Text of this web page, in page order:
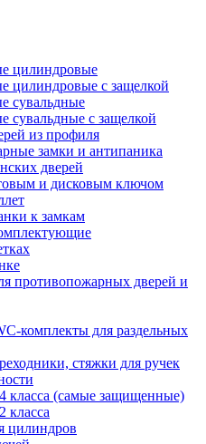
цилиндровые
цилиндровые с защелкой
сувальдные
сувальдные с защелкой
из профиля
замки и антипаника
дверей
и дисковым ключом
к замкам
противопожарных дверей и
комплекты для раздельных
стяжки для ручек
класса (самые защищенные)
класса
цилиндров